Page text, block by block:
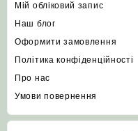
Мій обліковий запис
Наш блог
Оформити замовлення
Політика конфіденційності
Про нас
Умови повернення